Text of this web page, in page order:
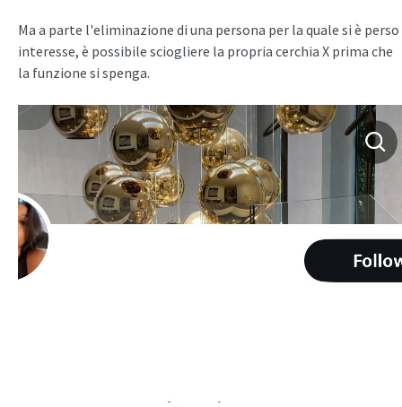
Ma a parte l'eliminazione di una persona per la quale si è perso
interesse, è possibile sciogliere la propria cerchia X prima che
la funzione si spenga.